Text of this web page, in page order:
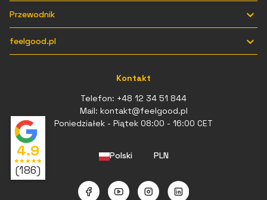
Przewodnik 
feelgood.pl 
Kontakt
Telefon: +48 12 34 51 844
Mail: kontakt@feelgood.pl
Poniedziałek - Piątek 08:00 - 16:00 CET
Polski PLN
4.9
starstar star starstar
(186)